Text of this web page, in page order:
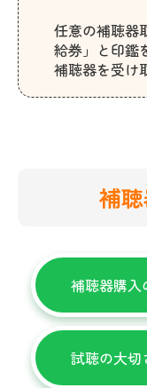
任意の補聴器
給券」と印鑑
補聴器を受け
補
補聴器購入
試聴の大切